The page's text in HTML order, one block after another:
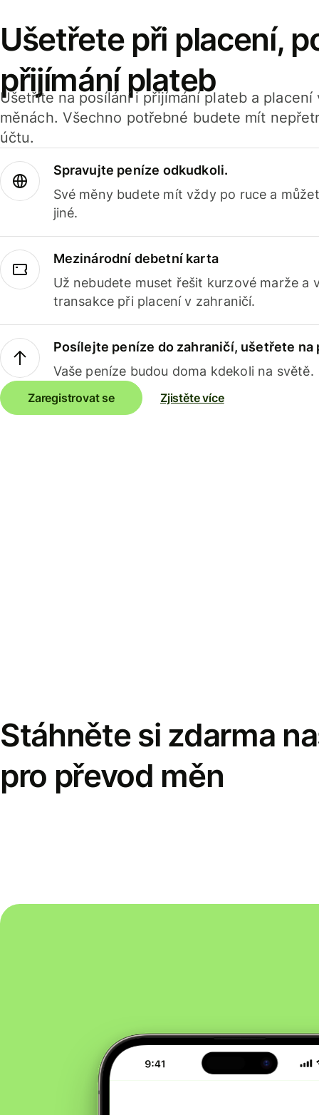
Ušetřete při placení,
přijímání plateb
Ušetříte na posílání i přijímání plateb a
měnách. Všechno potřebné budete mít
účtu.
Spravujte peníze odkudkoli.
Své měny budete mít vždy po ruce a
jiné.
Mezinárodní debetní karta
Už nebudete muset řešit kurzové marže a
transakce při placení v zahraničí.
Posílejte peníze do zahraničí, ušetřete na
Vaše peníze budou doma kdekoli na světě.
Zaregistrovat se Zjistěte více
Stáhněte si zdarma
pro převod měn